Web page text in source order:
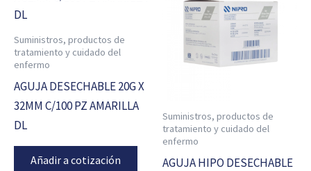
Suministros, productos de
tratamiento y cuidado del
enfermo
AGUJA DESECHABLE 20G X
32MM C/100 PZ AMARILLA
DL
Añadir a cotización
Suministros, productos de
tratamiento y cuidado del
enfermo
AGUJA HIPO DESECHABLE